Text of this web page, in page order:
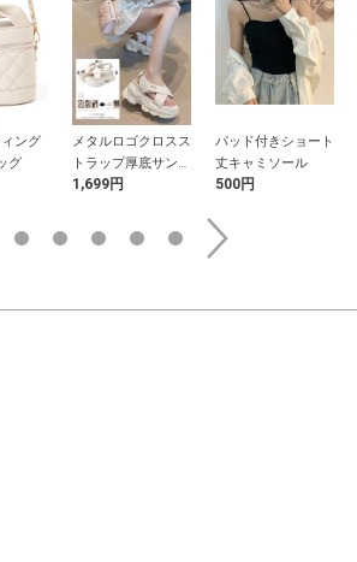
ング
グ
メタルロゴクロスス
トラップ厚底サンダ
ル
1,699円
パッド付きショート
丈キャミソール
500円